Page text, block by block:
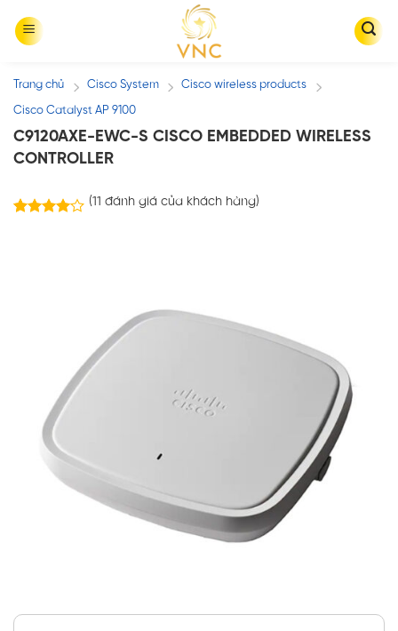
Trang chủ / Cisco System / Cisco wireless products /
Cisco Catalyst AP 9100
C9120AXE-EWC-S CISCO EMBEDDED WIRELESS
CONTROLLER
(11 đánh giá của khách hàng)